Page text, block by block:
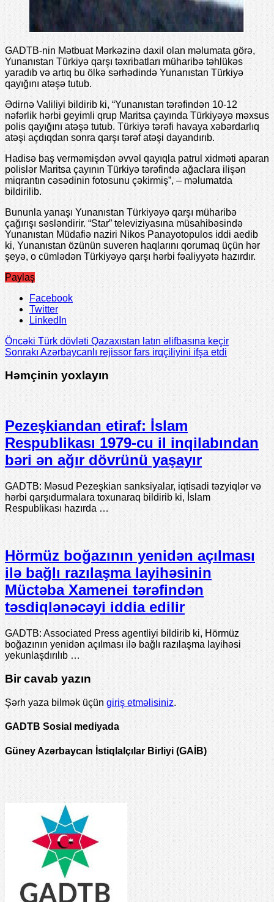
GADTB-nin Mətbuat Mərkəzinə daxil olan məlumata görə,
Yunanıstan Türkiyə qarşı təxribatları müharibə təhlükəs
yaradıb və artıq bu ölkə sərhədində Yunanıstan Türkiyə
qayığını atəşə tutub.
Ədirnə Valiliyi bildirib ki, “Yunanıstan tərəfindən 10-12
nəfərlik hərbi geyimli qrup Maritsa çayında Türkiyəyə məxsus
polis qayığını atəşə tutub. Türkiyə tərəfi havaya xəbərdarlıq
atəşi açdıqdan sonra qarşı tərəf atəşi dayandırıb.
Hadisə baş verməmişdən əvvəl qayıqla patrul xidməti aparan
polislər Maritsa çayının Türkiyə tərəfində ağaclara ilişən
miqrantın cəsədinin fotosunu çəkirmiş”, – məlumatda
bildirilib.
Bununla yanaşı Yunanıstan Türkiyəyə qarşı müharibə
çağırışı səsləndirir. “Star” televiziyasına müsahibəsində
Yunanıstan Müdafiə naziri Nikos Panayotopulos iddi aedib
ki, Yunanıstan özünün suveren haqlarını qorumaq üçün hər
şeyə, o cümlədən Türkiyəyə qarşı hərbi fəaliyyətə hazırdır.
Paylaş
Facebook
Twitter
LinkedIn
ÖncəkiTürk dövləti Qazaxıstan latın əlifbasına keçir
Sonrakı Azərbaycanlı rejissor fars irqçiliyini ifşa etdi
Həmçinin yoxlayın
Pezeşkiandan etiraf: İslam
Respublikası 1979-cu il inqilabından
bəri ən ağır dövrünü yaşayır
GADTB: Məsud Pezeşkian sanksiyalar, iqtisadi təzyiqlər və
hərbi qarşıdurmalara toxunaraq bildirib ki, İslam
Respublikası hazırda …
Hörmüz boğazının yenidən açılması
ilə bağlı razılaşma layihəsinin
Müctəba Xamenei tərəfindən
təsdiqlənəcəyi iddia edilir
GADTB: Associated Press agentliyi bildirib ki, Hörmüz
boğazının yenidən açılması ilə bağlı razılaşma layihəsi
yekunlaşdırılıb …
Bir cavab yazın
Şərh yaza bilmək üçün giriş etməlisiniz.
GADTB Sosial mediyada
Güney Azərbaycan İstiqlalçılar Birliyi (GAİB)